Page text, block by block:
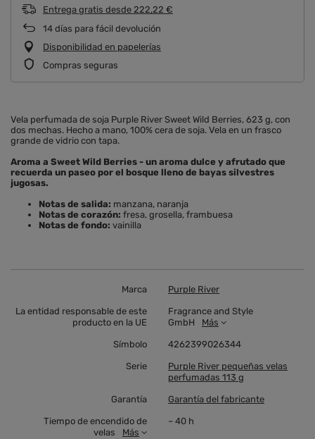
Entrega gratis desde 222,22 €
14 días para fácil devolución
Disponibilidad en papelerías
Compras seguras
Vela perfumada de soja Purple River Sweet Wild Berries, 623 g, con
dos mechas. Hecho a mano, 100% cera de soja. Vela en un frasco
grande de vidrio con tapa.
Aroma a Sweet Wild Berries - un aroma dulce y afrutado que
recuerda un paseo por el bosque lleno de bayas silvestres
jugosas.
Notas de salida: manzana, naranja
Notas de corazón: fresa, grosella, frambuesa
Notas de fondo: vainilla
Marca Purple River
La entidad responsable de este
producto en la UE
Fragrance and Style
GmbH
Más
Símbolo 4262399026344
Serie
Purple River pequeñas velas
perfumadas 113 g
Garantía Garantía del fabricante
Tiempo de encendido de
velas
Más
~ 40 h